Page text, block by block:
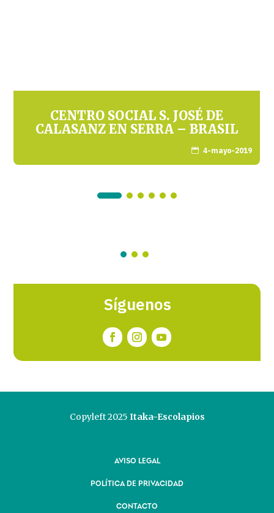
CENTRO SOCIAL S. JOSÉ DE
CALASANZ EN SERRA – BRASIL
 4-mayo-2019
Síguenos
Copyleft 2025 Itaka-Escolapios
AVISO LEGAL
POLÍTICA DE PRIVACIDAD
CONTACTO